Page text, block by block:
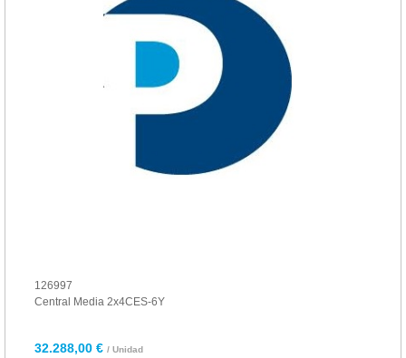
126997
Central Media 2x4CES-6Y
32.288,00 € / Unidad